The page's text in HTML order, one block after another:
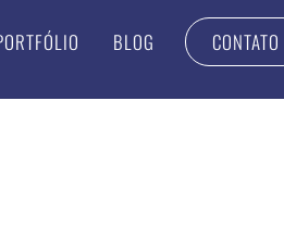
BLOG CONTATO